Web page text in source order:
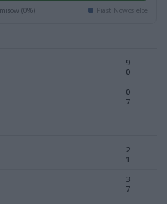
(0%) Piast Nowosielce
9
0
0
7
2
1
3
7